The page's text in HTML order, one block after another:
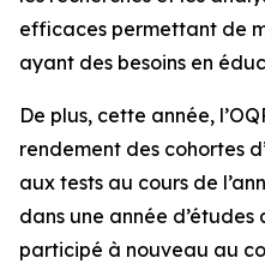
efficaces permettant de
ayant des besoins en
De plus, cette année,
rendement des cohortes
aux tests au cours de
dans une année
participé à nouveau au